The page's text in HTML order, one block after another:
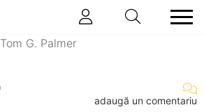
Tom G. Palmer
adaugă un comentariu